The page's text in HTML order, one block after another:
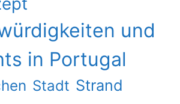
und
in Portugal
Stadt Strand